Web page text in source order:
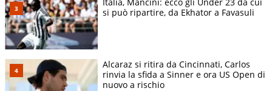
Italia, Mancini: ecco gli Under 23 da cui
si può ripartire, da Ekhator a Favasuli
Alcaraz si ritira da Cincinnati, Carlos
rinvia la sfida a Sinner e ora US Open di
nuovo a rischio